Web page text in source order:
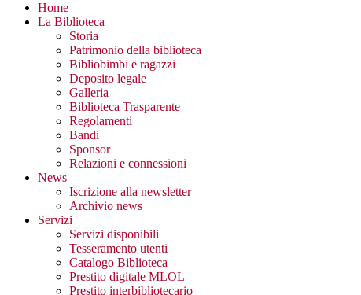
Home
La Biblioteca
Storia
Patrimonio della biblioteca
Bibliobimbi e ragazzi
Deposito legale
Galleria
Biblioteca Trasparente
Regolamenti
Bandi
Sponsor
Relazioni e connessioni
News
Iscrizione alla newsletter
Archivio news
Servizi
Servizi disponibili
Tesseramento utenti
Catalogo Biblioteca
Prestito digitale MLOL
Prestito interbibliotecario